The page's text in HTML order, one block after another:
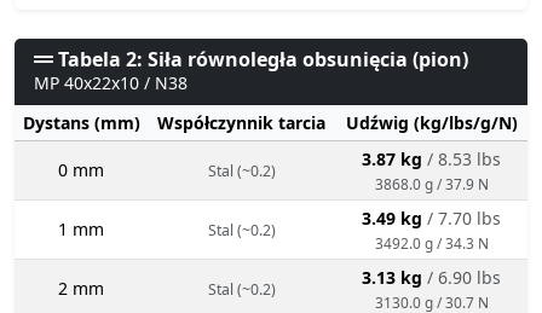
Tabela 2: Siła równoległa obsunięcia (pion)
MP 40x22x10 / N38
Dystans (mm)
Współczynnik tarcia Udźwig (kg/lbs/g/N)
0 mm Stal (~0.2)
3.87 kg / 8.53 lbs
3868.0 g / 37.9 N
1 mm Stal (~0.2)
3.49 kg / 7.70 lbs
3492.0 g / 34.3 N
2 mm Stal (~0.2)
3.13 kg / 6.90 lbs
3130.0 g / 30.7 N